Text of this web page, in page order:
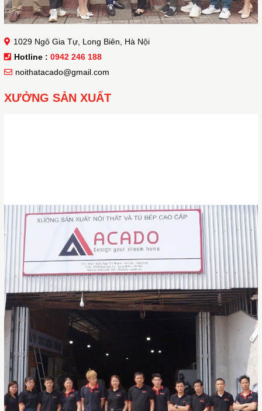
1029 Ngô Gia Tự, Long Biên, Hà Nội
Hotline : 0942 246 188
noithatacado@gmail.com
XƯỞNG SẢN XUẤT